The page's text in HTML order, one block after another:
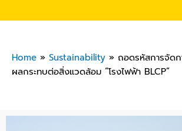
Home » Sustainability » ถอดรหัสการจัดก
ผลกระทบต่อสิ่งแวดล้อม “โรงไฟฟ้า BLCP”